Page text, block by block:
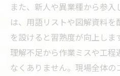
また、新人や異業種から参
は、用語リストや図解資料
を設けると習熟度が向上しま
理解不足から作業ミスや工
なくありません。現場全体